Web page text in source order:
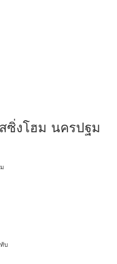
ซิ่งโฮม นครปฐม
บ